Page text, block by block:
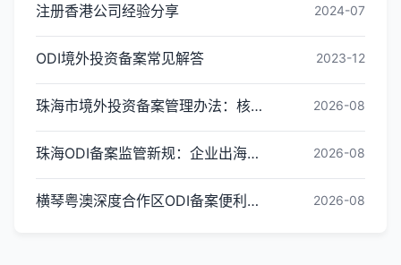
注册香港公司经验分享 2024-07
ODI境外投资备案常见解答 2023-12
珠海市境外投资备案管理办法：核心内容与办理指引 2026-08
珠海ODI备案监管新规：企业出海投资合规红线梳理 2026-08
横琴粤澳深度合作区ODI备案便利化政策全解读 2026-08